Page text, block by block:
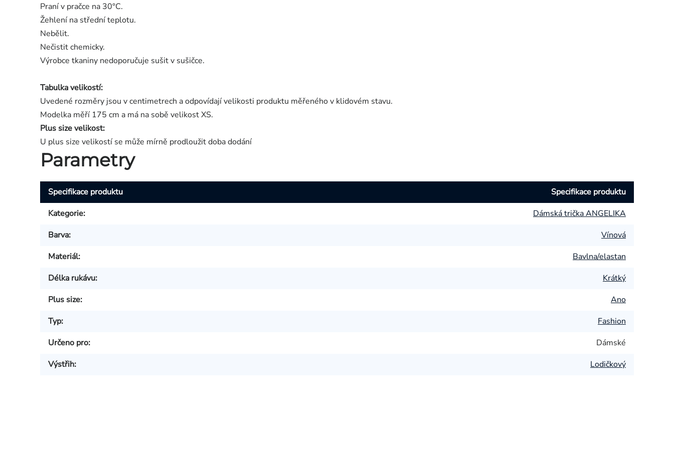
Praní v pračce na 30°C.
Žehlení na střední teplotu.
Nebělit.
Nečistit chemicky.
Výrobce tkaniny nedoporučuje sušit v sušičce.
Tabulka velikostí:
Uvedené rozměry jsou v centimetrech a odpovídají velikosti produktu měřeného v klidovém stavu.
Modelka měří 175 cm a má na sobě velikost XS.
Plus size velikost:
U plus size velikostí se může mírně prodloužit doba dodání
Parametry
Specifikace produktu
Specifikace produktu
Kategorie:
Dámská trička ANGELIKA
Barva:
Vínová
Materiál:
Bavlna/elastan
Délka rukávu:
Krátký
Plus size:
Ano
Typ:
Fashion
Určeno pro:
Dámské
Výstřih: Lodičkový